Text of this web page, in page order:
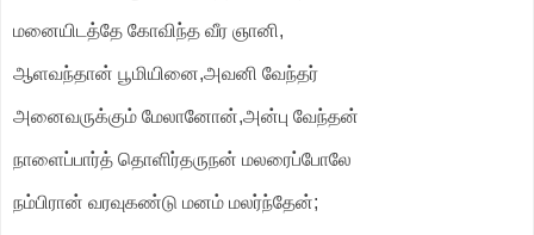
மனையிடத்தே கோவிந்த வீர ஞானி,
ஆளவந்தான் பூமியினை,அவனி வேந்தர்
அனைவருக்கும் மேலானோன்,அன்பு வேந்தன்
நாளைப்பார்த் தொளிர்தருநன் மலரைப்போலே
நம்பிரான் வரவுகண்டு மனம் மலர்ந்தேன்;